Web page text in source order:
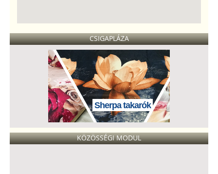
CSIGAPLÁZA
Sherpa takarók
KÖZÖSSÉGI MODUL